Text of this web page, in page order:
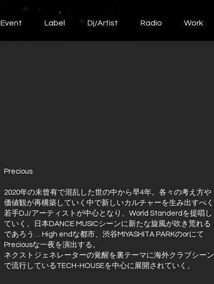
Event Label Dj/Artist Radio Work
Precious
2020年の未曾有で混乱した世の中から早4年。各々の考え方や
価値観が再構築していく中で新しいカルチャーを生み出すべく
若手DJ/アーティストが中心となり、World Standerdを提唱し
ていく。日本DANCE MUSICシーンに新たな旋風が吹き荒れる
であろう… High endな都市、渋谷MIYASHITA PARKのorにて
Preciousな一夜を演出する。
ネクストジェネレーターの覚醒を裏テーマに海外クラブシーン
で流行しているTECH-HOUSEを中心に展開されていく。